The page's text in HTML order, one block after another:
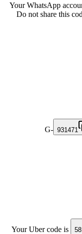
Your WhatsApp
Do not share this
G- 931471
Your Uber code is